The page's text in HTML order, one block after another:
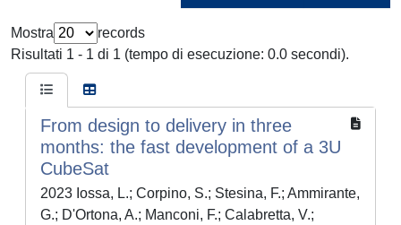
Mostra
records
Risultati 1 - 1 di 1 (tempo di esecuzione: 0.0 secondi).
From design to delivery in three
months: the fast development of a 3U
CubeSat
2023 Iossa, L.; Corpino, S.; Stesina, F.; Ammirante,
G.; D'Ortona, A.; Manconi, F.; Calabretta, V.;